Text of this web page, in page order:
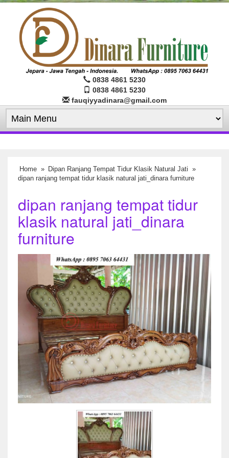
0838 4861 5230
0838 4861 5230
fauqiyyadinara@gmail.com
Home » Dipan Ranjang Tempat Tidur Klasik Natural Jati »
dipan ranjang tempat tidur klasik natural jati_dinara furniture
dipan ranjang tempat tidur
klasik natural jati_dinara
furniture